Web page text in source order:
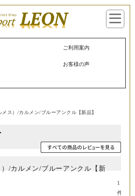
ご利用案内
お客様の声
ス）/カルメン/ブルーアンクル【新品】
/カルメン/ブルーアンクル【新
1
件